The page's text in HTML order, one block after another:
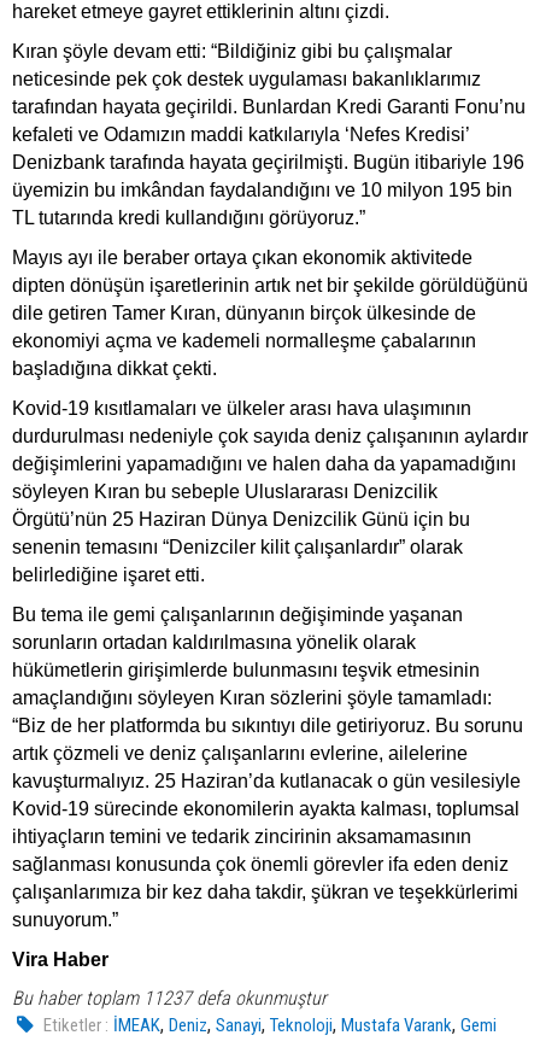
hareket etmeye gayret ettiklerinin altını çizdi.
Kıran şöyle devam etti: “Bildiğiniz gibi bu çalışmalar
neticesinde pek çok destek uygulaması bakanlıklarımız
tarafından hayata geçirildi. Bunlardan Kredi Garanti Fonu’nu
kefaleti ve Odamızın maddi katkılarıyla ‘Nefes Kredisi’
Denizbank tarafında hayata geçirilmişti. Bugün itibariyle 196
üyemizin bu imkândan faydalandığını ve 10 milyon 195 bin
TL tutarında kredi kullandığını görüyoruz.”
Mayıs ayı ile beraber ortaya çıkan ekonomik aktivitede
dipten dönüşün işaretlerinin artık net bir şekilde görüldüğünü
dile getiren Tamer Kıran, dünyanın birçok ülkesinde de
ekonomiyi açma ve kademeli normalleşme çabalarının
başladığına dikkat çekti.
Kovid-19 kısıtlamaları ve ülkeler arası hava ulaşımının
durdurulması nedeniyle çok sayıda deniz çalışanının aylardır
değişimlerini yapamadığını ve halen daha da yapamadığını
söyleyen Kıran bu sebeple Uluslararası Denizcilik
Örgütü’nün 25 Haziran Dünya Denizcilik Günü için bu
senenin temasını “Denizciler kilit çalışanlardır” olarak
belirlediğine işaret etti.
Bu tema ile gemi çalışanlarının değişiminde yaşanan
sorunların ortadan kaldırılmasına yönelik olarak
hükümetlerin girişimlerde bulunmasını teşvik etmesinin
amaçlandığını söyleyen Kıran sözlerini şöyle tamamladı:
“Biz de her platformda bu sıkıntıyı dile getiriyoruz. Bu sorunu
artık çözmeli ve deniz çalışanlarını evlerine, ailelerine
kavuşturmalıyız. 25 Haziran’da kutlanacak o gün vesilesiyle
Kovid-19 sürecinde ekonomilerin ayakta kalması, toplumsal
ihtiyaçların temini ve tedarik zincirinin aksamamasının
sağlanması konusunda çok önemli görevler ifa eden deniz
çalışanlarımıza bir kez daha takdir, şükran ve teşekkürlerimi
sunuyorum.”
Vira Haber
Bu haber toplam 11237 defa okunmuştur
Etiketler : İMEAK,Deniz,Sanayi,Teknoloji,Mustafa Varank,Gemi